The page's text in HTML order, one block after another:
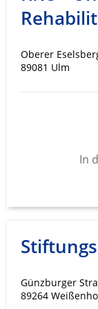
Oberer
89081 Ulm
In
Günzburger
89264
Messung der
Analyse von
Verwendung
IAB-Besonderheiten:
Verwendung
Geräte
Notwendig
Performance